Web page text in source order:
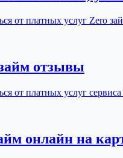
от платных услуг Zero
отзывы
от платных услуг
онлайн на